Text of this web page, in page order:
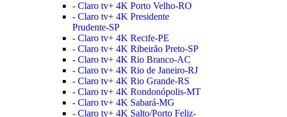
- Claro tv+ 4K Porto Velho-RO
- Claro tv+ 4K Presidente
Prudente-SP
- Claro tv+ 4K Recife-PE
- Claro tv+ 4K Ribeirão Preto-SP
- Claro tv+ 4K Rio Branco-AC
- Claro tv+ 4K Rio de Janeiro-RJ
- Claro tv+ 4K Rio Grande-RS
- Claro tv+ 4K Rondonópolis-MT
- Claro tv+ 4K Sabará-MG
- Claro tv+ 4K Salto/Porto Feliz-